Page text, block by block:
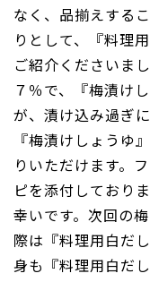
なく、品揃えする
りとして、『料理
ご紹介くださいま
７％で、『梅漬け
が、漬け込み過ぎ
『梅漬けしょうゆ
りいただけます。
ピを添付しており
幸いです。次回の
際は『料理用白だ
身も『料理用白だ